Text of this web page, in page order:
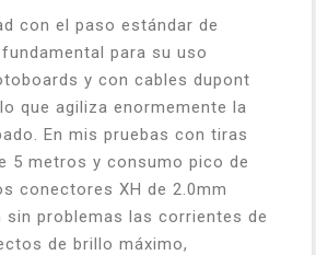
con el paso estándar de
para su uso
y con cables dupont
que agiliza enormemente la
En mis pruebas con tiras
5 metros y consumo pico de
conectores XH de 2.0mm
sin problemas las corrientes de
de brillo máximo,